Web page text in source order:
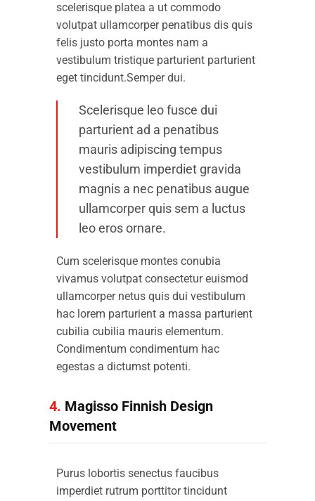
scelerisque platea a ut commodo
volutpat ullamcorper penatibus dis quis
felis justo porta montes nam a
vestibulum tristique parturient parturient
eget tincidunt.Semper dui.
Scelerisque leo fusce dui
parturient ad a penatibus
mauris adipiscing tempus
vestibulum imperdiet gravida
magnis a nec penatibus augue
ullamcorper quis sem a luctus
leo eros ornare.
Cum scelerisque montes conubia
vivamus volutpat consectetur euismod
ullamcorper netus quis dui vestibulum
hac lorem parturient a massa parturient
cubilia cubilia mauris elementum.
Condimentum condimentum hac
egestas a dictumst potenti.
4. Magisso Finnish Design
Movement
Purus lobortis senectus faucibus
imperdiet rutrum porttitor tincidunt